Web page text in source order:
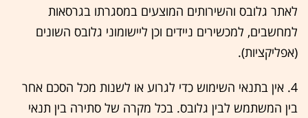
לאתר גלובס והשירותים המוצעים במסגרתו בגרסאות
למחשבים, למכשירים ניידים וכן ליישומוני גלובס השונים
(אפליקציות).
4. אין בתנאי השימוש כדי לגרוע או לשנות מכל הסכם אחר
בין המשתמש לבין גלובס. בכל מקרה של סתירה בין תנאי